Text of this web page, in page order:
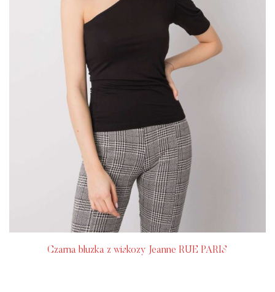
Czarna bluzka z wiskozy Jeanne RUE PARIS